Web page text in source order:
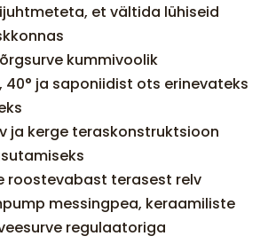
et vältida lühiseid
kummivoolik
40° ja saponiidist ots erinevateks
ja kerge teraskonstruktsioon
roostevabast terasest relv
messingpea, keraamiliste
regulaatoriga